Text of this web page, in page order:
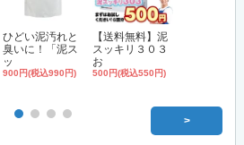
ひどい泥汚れと
臭いに！「泥ス
ッ
900円(税込990円)
【送料無料】泥
スッキリ３０３
お
500円(税込550円)
>